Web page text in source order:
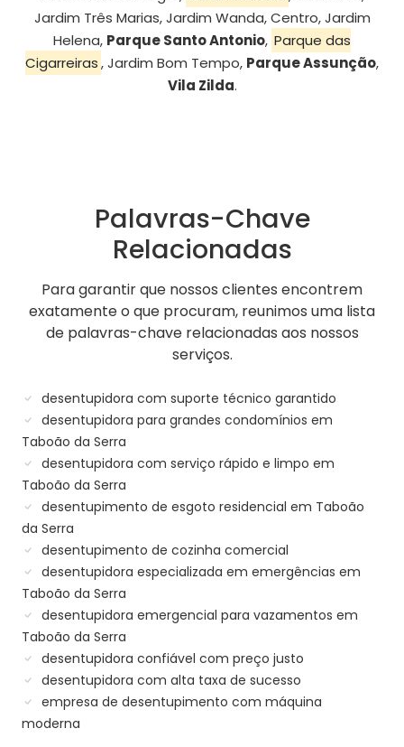
Jardim Três Marias, Jardim Wanda, Centro, Jardim
Helena, Parque Santo Antonio, Parque das
Cigarreiras, Jardim Bom Tempo, Parque Assunção,
Vila Zilda.
Palavras-Chave
Relacionadas
Para garantir que nossos clientes encontrem
exatamente o que procuram, reunimos uma lista
de palavras-chave relacionadas aos nossos
serviços.
desentupidora com suporte técnico garantido
desentupidora para grandes condomínios em
Taboão da Serra
desentupidora com serviço rápido e limpo em
Taboão da Serra
desentupimento de esgoto residencial em Taboão
da Serra
desentupimento de cozinha comercial
desentupidora especializada em emergências em
Taboão da Serra
desentupidora emergencial para vazamentos em
Taboão da Serra
desentupidora confiável com preço justo
desentupidora com alta taxa de sucesso
empresa de desentupimento com máquina
moderna